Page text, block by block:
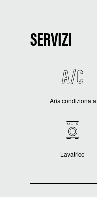
SERVIZI
Aria condizionata
Lavatrice